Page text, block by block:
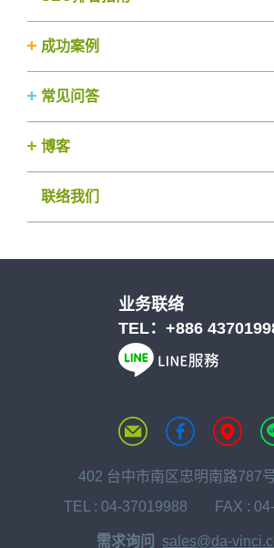
成功案例
常见问答
博客
联络我们
业务联络
TEL： +886
402 台中市南区忠明南路787
TEL : 04-37019988 FAX :
需求询问 sales@da-